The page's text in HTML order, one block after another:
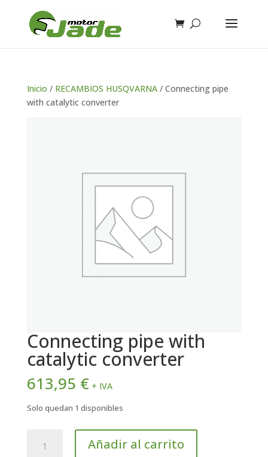
Inicio / RECAMBIOS HUSQVARNA/ Connecting pipe
with catalytic converter
Connecting pipe with
catalytic converter
613,95 € + IVA
Solo quedan 1 disponibles
Añadir al carrito